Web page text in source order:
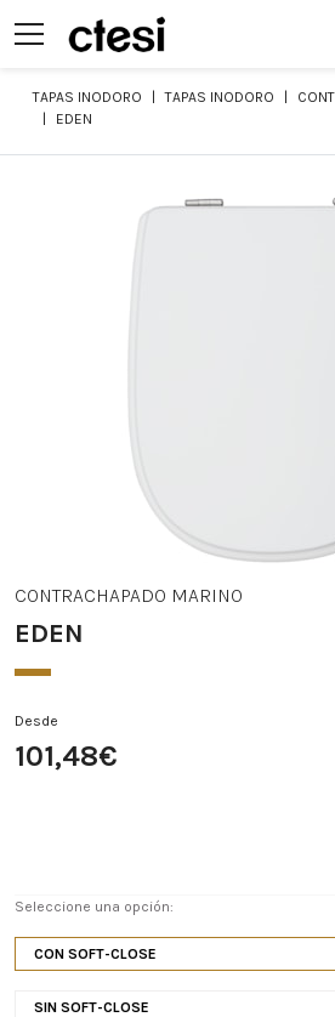
TAPAS INODORO TAPAS INODORO
EDEN
CONTRACHAPADO MARINO
EDEN
Desde
101,48€
Seleccione una opción:
CON SOFT-CLOSE
SIN SOFT-CLOSE